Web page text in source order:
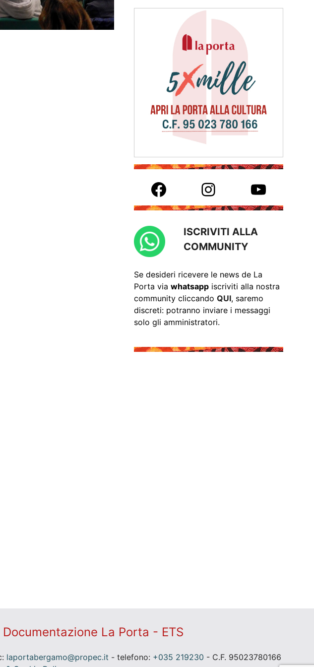
Facebook Instagram YouTube
ISCRIVITI ALLA
COMMUNITY
Se desideri ricevere le news de La
Porta via whatsapp iscriviti alla nostra
community cliccando QUI, saremo
discreti: potranno inviare i messaggi
solo gli amministratori.
La Porta - ETS
laportabergamo@propec.it - telefono: +035 219230 - C.F. 95023780166